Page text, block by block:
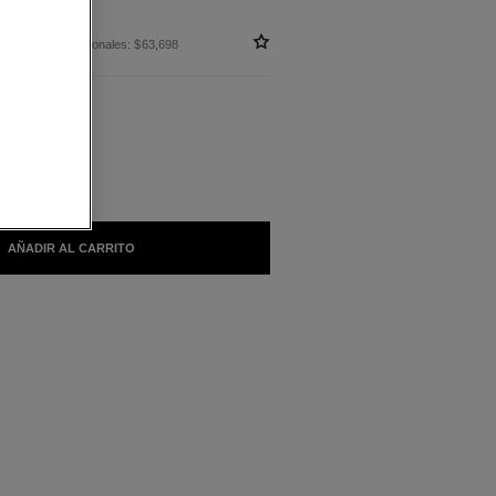
impuestos nacionales: $63,698
AÑADIR AL CARRITO